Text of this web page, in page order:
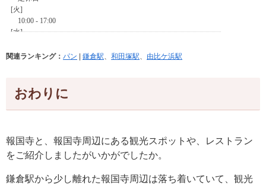
関連ランキング： パン 鎌倉駅、 和田塚駅、 由比ケ浜駅
おわりに
報国寺と、報国寺周辺にある観光スポットや、レストラン
をご紹介しましたがいかがでしたか。
鎌倉駅から少し離れた報国寺周辺は落ち着いていて、観光